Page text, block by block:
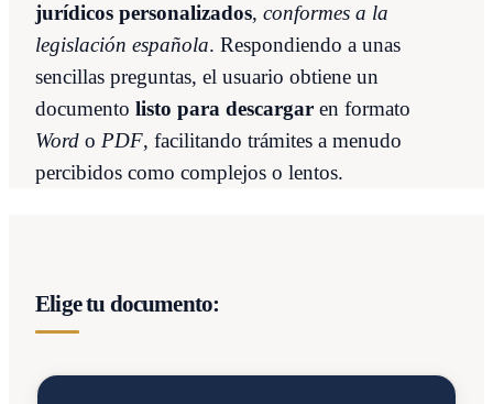
jurídicos personalizados, conformes a la
legislación española. Respondiendo a unas
sencillas preguntas, el usuario obtiene un
documento listo para descargar en formato
Word o PDF, facilitando trámites a menudo
percibidos como complejos o lentos.
Elige tu documento: